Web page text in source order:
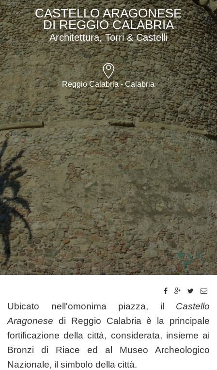
CASTELLO ARAGONESE
DI REGGIO CALABRIA
Architettura, Torri & Castelli
Reggio Calabria - Calabria
Ubicato nell'omonima piazza, il Castello
Aragonese di Reggio Calabria è la principale
fortificazione della città, considerata, insieme ai
Bronzi di Riace ed al Museo Archeologico
Nazionale, il simbolo della città.